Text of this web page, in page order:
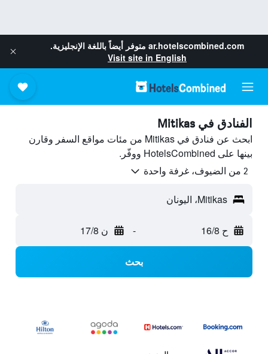
ar.hotelscombined.com متوفر أيضاً باللغة الإنجليزية.
Visit site in English
الفنادق في Mitikas
ابحث عن فنادق في Mitikas من مئات مواقع السفر وقارن
بينها على HotelsCombined ووفّر.
2 من الضيوف، غرفة واحدة
Mitikas، اليونان
ح 16/8 - ن 17/8
بحث